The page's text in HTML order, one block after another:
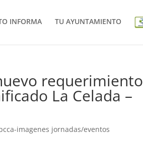
INFORMA TU AYUNTAMIENTO
requerimiento
La Celada –
imagenes jornadas/eventos